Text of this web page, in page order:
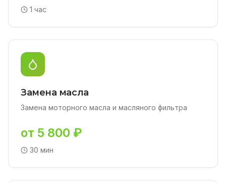
1 час
Замена масла
Замена моторного масла и масляного фильтра
от 5 800 ₽
30 мин